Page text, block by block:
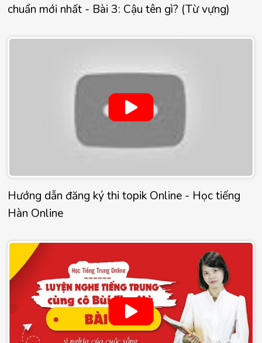
chuẩn mới nhất - Bài 3: Cậu tên gì? (Từ vựng)
Hướng dẫn đăng ký thi topik Online - Học tiếng
Hàn Online